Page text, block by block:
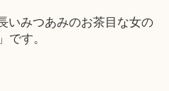
いみつあみのお茶目な女の
です。